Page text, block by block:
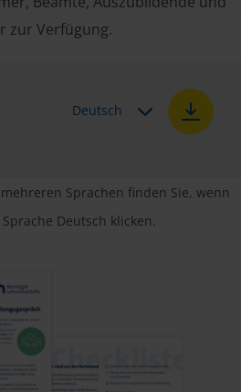
zur Verfügung.
Deutsch
Sprachen finden Sie, wenn
Deutsch klicken.